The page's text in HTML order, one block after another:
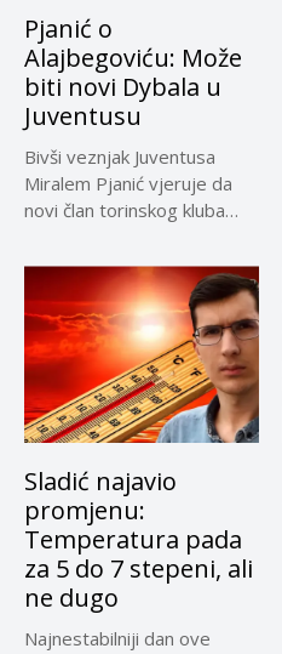
Pjanić o
Alajbegoviću: Može
biti novi Dybala u
Juventusu
Bivši veznjak Juventusa
Miralem Pjanić vjeruje da
novi član torinskog kluba
Sladić najavio
promjenu:
Temperatura pada
za 5 do 7 stepeni, ali
ne dugo
Najnestabilniji dan ove